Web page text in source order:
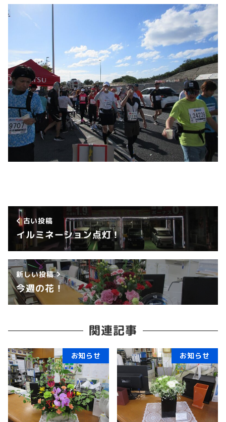
古い投稿
イルミネーション点灯！
新しい投稿
今週の花！
関連記事
お知らせ お知らせ